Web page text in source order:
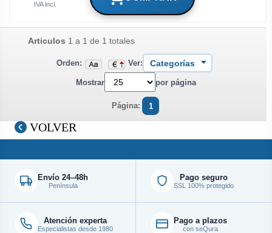
IVA incl.
Articulos 1 a 1 de 1 totales
Orden: Ver:
Mostrar por página
Página: 1
VOLVER
Envío 24–48h
Península
Pago seguro
SSL 100% protegido
Atención experta
Especialistas desde 1980
Pago a plazos
con seQura